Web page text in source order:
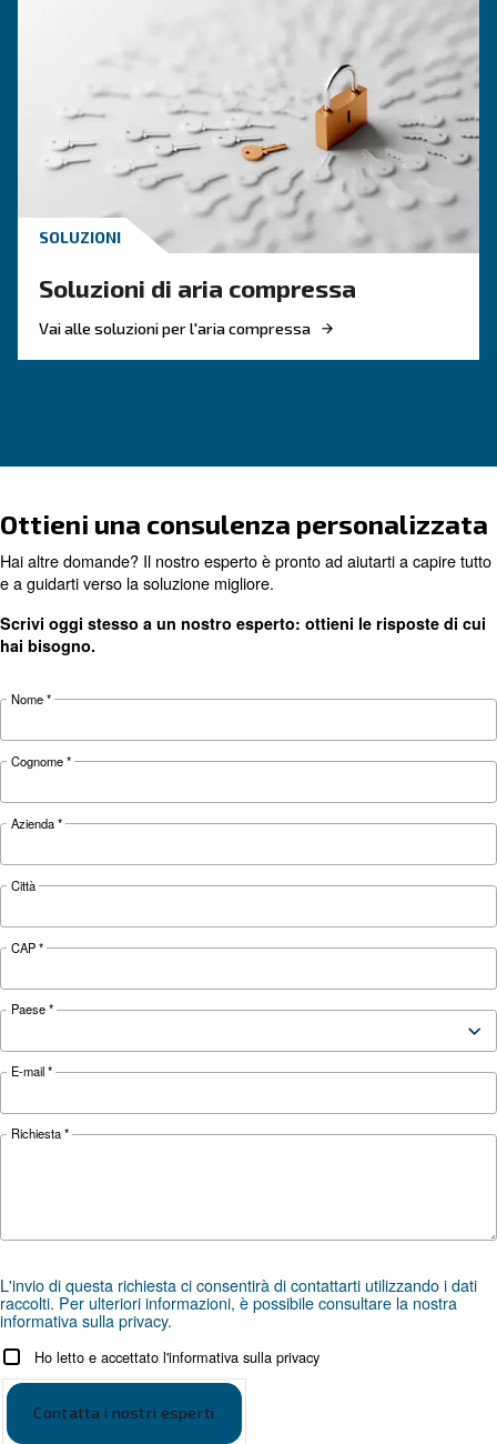
CONOSCERE L'ARIA COMPRESSA
Cosa sapere sui
Ecco i componenti essenziali del compressore
prestazioni e una durata ottimali al tuo
applicazione?
APPLICAZIONI
Applicazioni dell'aria
Vai alle applicazioni dell'aria compressa